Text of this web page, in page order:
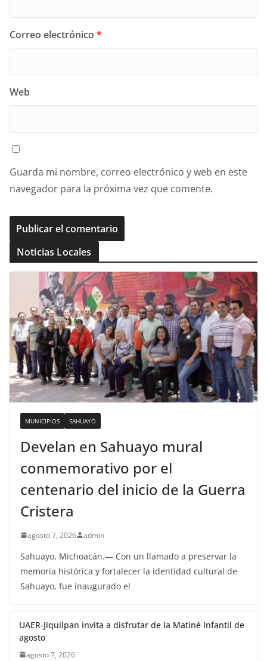
Correo electrónico *
Web
Guarda mi nombre, correo electrónico y web en este
navegador para la próxima vez que comente.
Noticias Locales
MUNICIPIOS SAHUAYO
Develan en Sahuayo mural
conmemorativo por el
centenario del inicio de la Guerra
Cristera
agosto 7, 2026 admin
Sahuayo, Michoacán.— Con un llamado a preservar la
memoria histórica y fortalecer la identidad cultural de
Sahuayo, fue inaugurado el
UAER-Jiquilpan invita a disfrutar de la Matiné Infantil de
agosto
agosto 7, 2026